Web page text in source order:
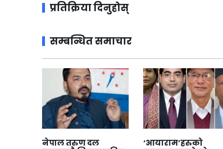
प्रतिक्रिया दिनुहोस्
सम्बन्धित समाचार
नेपाल तरुण दल
‘आयाराम’हरुको